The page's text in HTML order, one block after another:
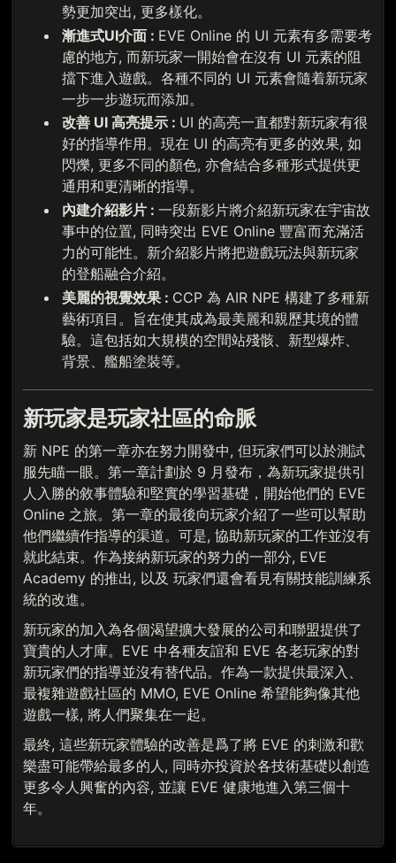
勢更加突出, 更多樣化。
漸進式UI介面 : EVE Online 的 UI 元素有多需要考
慮的地方, 而新玩家一開始會在沒有 UI 元素的阻
擋下進入遊戲。各種不同的 UI 元素會隨着新玩家
一步一步遊玩而添加。
改善 UI 高亮提示 : UI 的高亮一直都對新玩家有很
好的指導作用。現在 UI 的高亮有更多的效果, 如
閃爍, 更多不同的顏色, 亦會結合多種形式提供更
通用和更清晰的指導。
內建介紹影片 :一段新影片將介紹新玩家在宇宙故
事中的位置, 同時突出 EVE Online 豐富而充滿活
力的可能性。新介紹影片將把遊戲玩法與新玩家
的登船融合介紹。
美麗的視覺效果 : CCP 為 AIR NPE 構建了多種新
藝術項目。旨在使其成為最美麗和親歷其境的體
驗。這包括如大規模的空間站殘骸、新型爆炸、
背景、艦船塗裝等。
新玩家是玩家社區的命脈
新 NPE 的第一章亦在努力開發中, 但玩家們可以於測試
服先瞄一眼。第一章計劃於 9 月發布，為新玩家提供引
人入勝的敘事體驗和堅實的學習基礎，開始他們的 EVE
Online 之旅。第一章的最後向玩家介紹了一些可以幫助
他們繼續作指導的渠道。可是, 協助新玩家的工作並沒有
就此結束。作為接納新玩家的努力的一部分, EVE
Academy 的推出, 以及 玩家們還會看見有關技能訓練系
統的改進。
新玩家的加入為各個渴望擴大發展的公司和聯盟提供了
寶貴的人才庫。EVE 中各種友誼和 EVE 各老玩家的對
新玩家們的指導並沒有替代品。作為一款提供最深入、
最複雜遊戲社區的 MMO, EVE Online 希望能夠像其他
遊戲一樣, 將人們聚集在一起。
最終, 這些新玩家體驗的改善是爲了將 EVE 的刺激和歡
樂盡可能帶給最多的人, 同時亦投資於各技術基礎以創造
更多令人興奮的內容, 並讓 EVE 健康地進入第三個十
年。